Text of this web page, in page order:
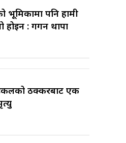
भूमिकामा पनि हामी
होइन : गगन थापा
ठक्करबाट एक